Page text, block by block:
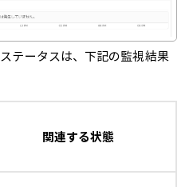
テータスは、下記の監視結果
関連する状態